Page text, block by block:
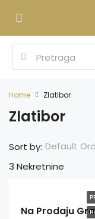
Home Zlatibor
Zlatibor
3 Nekretnine
Sort by: Default